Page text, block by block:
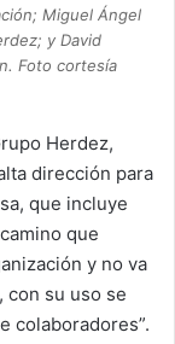
Miguel Ángel
y David
Foto cortesía
Herdez,
dirección para
que incluye
que
y no va
con su uso se
colaboradores”.